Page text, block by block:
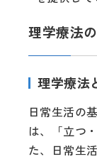
理学療法
理学療法
日常生活の
は、「立つ
た、日常生